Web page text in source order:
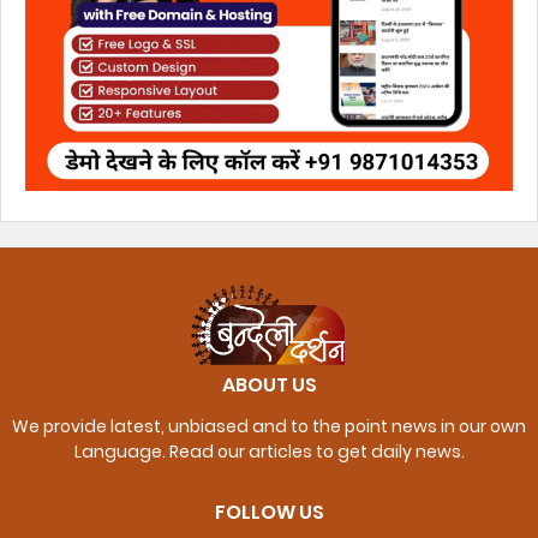
ABOUT US
We provide latest, unbiased and to the point news in our own
Language. Read our articles to get daily news.
FOLLOW US